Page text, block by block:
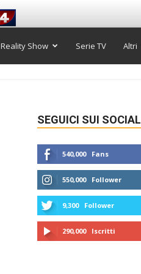
Reality Show Serie TV Altri
SEGUICI SUI SOCIAL
540,000 Fans
550,000 Follower
9,300 Follower
290,000 Iscritti